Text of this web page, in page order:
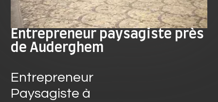
Entrepreneur paysagiste près
de Auderghem
Entrepreneur
Paysagiste à